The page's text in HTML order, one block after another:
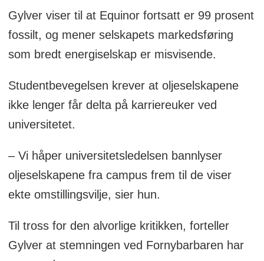
Gylver viser til at Equinor fortsatt er 99 prosent
fossilt, og mener selskapets markedsføring
som bredt energiselskap er misvisende.
Studentbevegelsen krever at oljeselskapene
ikke lenger får delta på karriereuker ved
universitetet.
– Vi håper universitetsledelsen bannlyser
oljeselskapene fra campus frem til de viser
ekte omstillingsvilje, sier hun.
Til tross for den alvorlige kritikken, forteller
Gylver at stemningen ved Fornybarbaren har